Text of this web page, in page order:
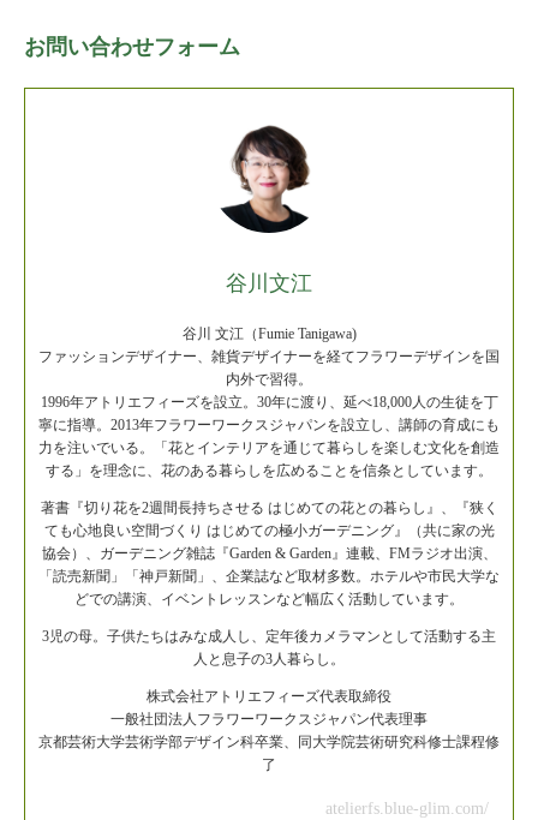
お問い合わせフォーム
谷川文江
谷川 文江（Fumie Tanigawa)
ファッションデザイナー、雑貨デザイナーを経てフラワーデザインを国
内外で習得。
1996年アトリエフィーズを設立。30年に渡り、延べ18,000人の生徒を丁
寧に指導。2013年フラワーワークスジャパンを設立し、講師の育成にも
力を注いでいる。「花とインテリアを通じて暮らしを楽しむ文化を創造
する」を理念に、花のある暮らしを広めることを信条としています。
著書『切り花を2週間長持ちさせる はじめての花との暮らし』、『狭く
ても心地良い空間づくり はじめての極小ガーデニング』（共に家の光
協会）、ガーデニング雑誌『Garden & Garden』連載、FMラジオ出演、
「読売新聞」「神戸新聞」、企業誌など取材多数。ホテルや市民大学な
どでの講演、イベントレッスンなど幅広く活動しています。
3児の母。子供たちはみな成人し、定年後カメラマンとして活動する主
人と息子の3人暮らし。
株式会社アトリエフィーズ代表取締役
一般社団法人フラワーワークスジャパン代表理事
京都芸術大学芸術学部デザイン科卒業、同大学院芸術研究科修士課程修
了
atelierfs.blue-glim.com/